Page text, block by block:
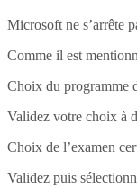
Microsoft ne s’arrête
Comme il est
Choix du programme
Validez votre choix à
Choix de l’examen
Validez puis